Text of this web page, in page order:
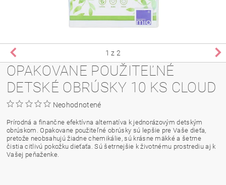
1 z 2
OPAKOVANE POUŽITEĽNÉ
DETSKÉ OBRÚSKY 10 KS CLOUD
Neohodnotené
Prírodná a finančne efektívna alternatíva k jednorázovým detským
obrúskom. Opakovane použiteľné obrúsky sú lepšie pre Vaše dieťa,
pretože neobsahujú žiadne chemikálie, sú krásne mäkké a šetrne
čistia citlivú pokožku dieťaťa. Sú šetrnejšie k životnému prostrediu aj k
Vašej peňaženke.